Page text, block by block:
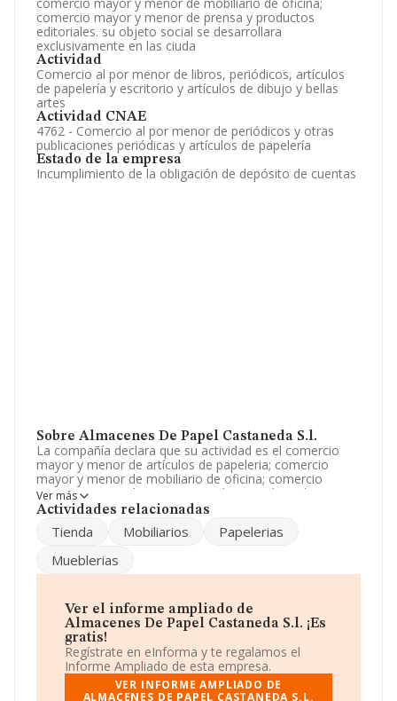
comercio mayor y menor de prensa y productos
editoriales. su objeto social se desarrollara
exclusivamente en las ciuda
Actividad
Comercio al por menor de libros, periódicos, artículos
de papelería y escritorio y artículos de dibujo y bellas
artes
Actividad CNAE
4762 - Comercio al por menor de periódicos y otras
publicaciones periódicas y artículos de papelería
Estado de la empresa
Incumplimiento de la obligación de depósito de cuentas
Sobre Almacenes De Papel Castaneda S.l.
La compañía declara que su actividad es el comercio
mayor y menor de artículos de papeleria; comercio
mayor y menor de mobiliario de oficina; comercio
mayor y menor de prensa y productos editoriales. su
objeto social se desarrollara exclusivamente en las
Mercantil como Sociedad Limitada. Su CNAE
de periódicos y artículos de papelería en
establecimientos especializados'. La compañía no tiene
Puedes visitar su sitio web:
www.almacenescastaneda.es
La empresaAlmacenes de Papel Castaneda S.L
NIF B52013133, está situada en Avenida Reyes
Catolicos núm. 8, (52002), en el municipio de Melilla,
Ver más
Actividades relacionadas
Tienda Mobiliarios
Papelerias
Mueblerias
Ver el informe ampliado de
Almacenes De Papel Castaneda S.l. ¡Es
gratis!
Regístrate en eInforma y te regalamos el
Informe Ampliado de esta empresa.
VER INFORME AMPLIADO DE
ALMACENES DE PAPEL CASTANEDA S.L.